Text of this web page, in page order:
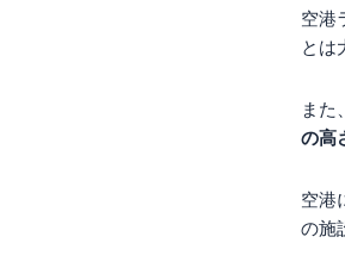
空港
とは
また
の高
空港
の施